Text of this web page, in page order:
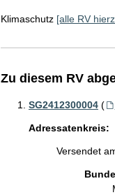
Klimaschutz [alle RV
Zu diesem RV
SG2412300004 (
Adressatenkreis:
Versendet